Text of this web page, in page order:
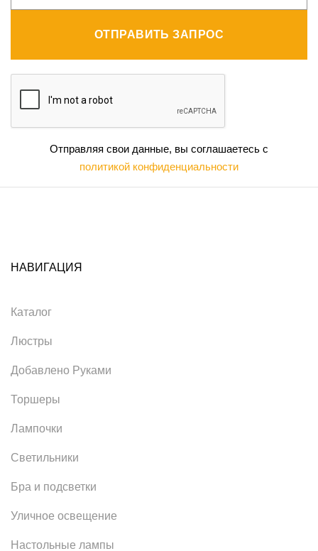
ОТПРАВИТЬ ЗАПРОС
Отправляя свои данные, вы соглашаетесь с
политикой конфиденциальности
НАВИГАЦИЯ
Каталог
Люстры
Добавлено Руками
Торшеры
Лампочки
Светильники
Бра и подсветки
Уличное освещение
Настольные лампы